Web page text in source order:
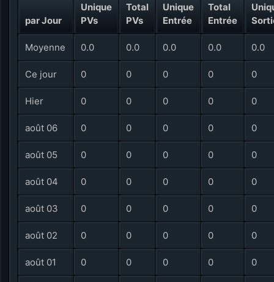
par Jour
Unique
PVs
Total
PVs
Unique
Entrée
Total
Entrée
Moyenne 0.0 0.0 0.0 0.0 0.0
Ce jour 0 0 0 0 0
Hier 0 0 0 0 0
août 06 0 0 0 0 0
août 05 0 0 0 0 0
août 04 0 0 0 0 0
août 03 0 0 0 0 0
août 02 0 0 0 0 0
août 01 0 0 0 0 0